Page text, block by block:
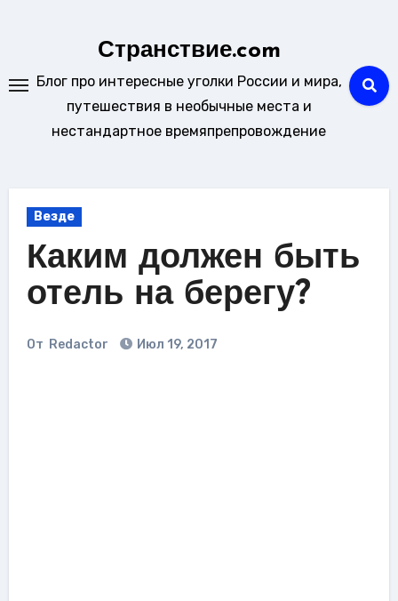
Странствие.com
Блог про интересные уголки России и мира,
путешествия в необычные места и
нестандартное времяпрепровождение
Везде
Каким должен быть
отель на берегу?
От Redactor Июл 19, 2017